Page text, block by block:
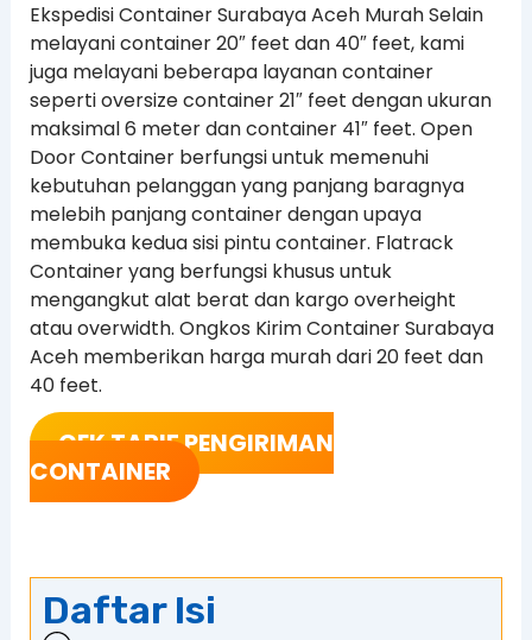
Ekspedisi Container Surabaya Aceh Murah Selain
melayani container 20″ feet dan 40″ feet, kami
juga melayani beberapa layanan container
seperti oversize container 21″ feet dengan ukuran
maksimal 6 meter dan container 41″ feet. Open
Door Container berfungsi untuk memenuhi
kebutuhan pelanggan yang panjang baragnya
melebih panjang container dengan upaya
membuka kedua sisi pintu container. Flatrack
Container yang berfungsi khusus untuk
mengangkut alat berat dan kargo overheight
atau overwidth. Ongkos Kirim Container Surabaya
Aceh memberikan harga murah dari 20 feet dan
40 feet.
CEK TARIF PENGIRIMAN
CONTAINER
Daftar Isi